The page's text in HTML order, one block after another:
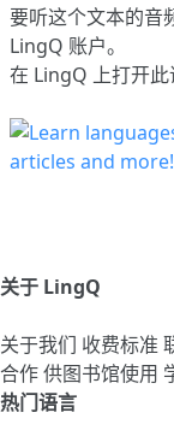
要听这个文本的音
LingQ 账户。
在 LingQ 上打开此
关于 LingQ
关于我们 收费标准
合作供图书馆使用
热门语言